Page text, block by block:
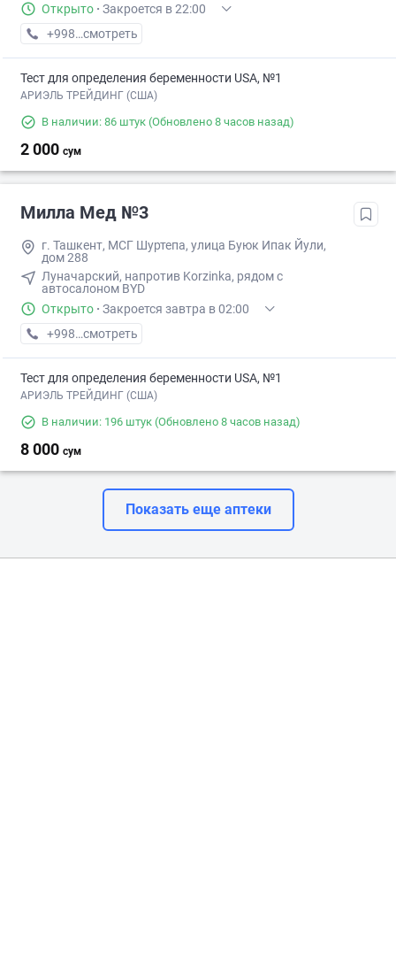
Открыто · Закроется в 22:00
+998 (95) XXX-XX-XX
смотреть
Тест для определения беременности USA, №1
АРИЭЛЬ ТРЕЙДИНГ (США)
В наличии: 86 штук (Обновлено 8 часов назад)
2 000 сум
Милла Мед №3
г. Ташкент, МСГ Шуртепа, улица Буюк Ипак Йули,
дом 288
Луначарский, напротив Korzinka, рядом с
автосалоном BYD
Открыто · Закроется завтра в 02:00
+998 (95) XXX-XX-XX
смотреть
Тест для определения беременности USA, №1
АРИЭЛЬ ТРЕЙДИНГ (США)
В наличии: 196 штук (Обновлено 8 часов назад)
8 000 сум
Показать еще аптеки